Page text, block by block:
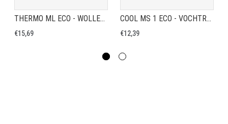
THERMO ML ECO - WOLLEN WERKSOK MET EXTRA STEUNZONES
€15,69
COOL MS 1 ECO - VOCHTREGULERENDE WERKSOK
€12,39